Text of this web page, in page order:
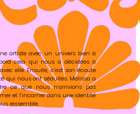
artiste avec un univers bien à
cela qui nous a décidées à
elle. Ensuite, c’est son écoute
qui nous ont séduites. Mélissa a
ce que nous n’arrivions pas
et l’incarner dans une identité
ressemble.